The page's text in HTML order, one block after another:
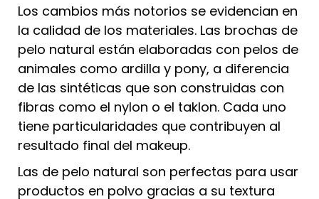
Los cambios más notorios se evidencian en
la calidad de los materiales. Las brochas de
pelo natural están elaboradas con pelos de
animales como ardilla y pony, a diferencia
de las sintéticas que son construidas con
fibras como el nylon o el taklon. Cada uno
tiene particularidades que contribuyen al
resultado final del makeup.
Las de pelo natural son perfectas para usar
productos en polvo gracias a su textura